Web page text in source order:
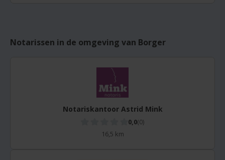
Notarissen in de omgeving van Borger
Notariskantoor Astrid Mink
0,0(0)
16,5 km